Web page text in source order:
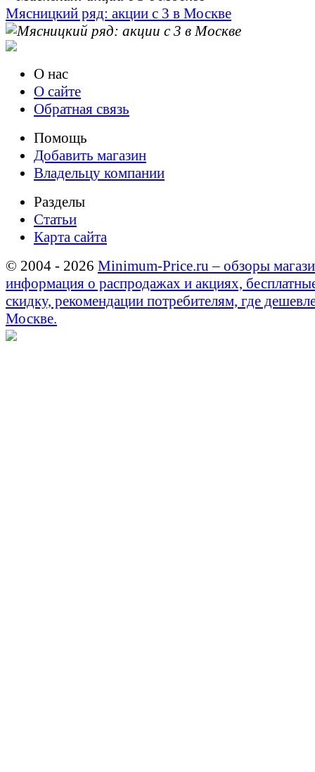
Мясницкий ряд: акции с 3 в Москве
О нас
О сайте
Обратная связь
Помощь
Добавить магазин
Владельцу компании
Разделы
Статьи
Карта сайта
© 2004 - 2026 Minimum-Price.ru – обзоры
информация о распродажах и акциях,
скидку, рекомендации потребителям, где
Москве.